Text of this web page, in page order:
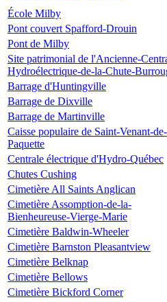
École Milby
Pont couvert Spafford-Drouin
Pont de Milby
Site patrimonial de l'Ancienne-
Hydroélectrique-de-la-Chute-
Barrage d'Huntingville
Barrage de Dixville
Barrage de Martinville
Caisse populaire de Saint-Venant-de-
Paquette
Centrale électrique d'Hydro-Québec
Chutes Cushing
Cimetière All Saints Anglican
Cimetière Assomption-de-la-
Bienheureuse-Vierge-Marie
Cimetière Baldwin-Wheeler
Cimetière Barnston Pleasantview
Cimetière Belknap
Cimetière Bellows
Cimetière Bickford Corner